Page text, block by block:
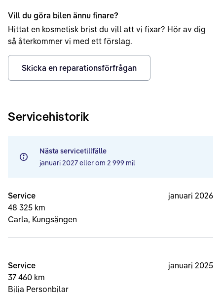
Vill du göra bilen ännu finare?
Hittat en kosmetisk brist du vill att vi fixar? Hör av dig
så återkommer vi med ett förslag.
Skicka en reparationsförfrågan
Servicehistorik
Nästa servicetillfälle
januari 2027eller om 2 999 mil
Service
48 325 km
Carla, Kungsängen
januari 2026
Service
37 460 km
Bilia Personbilar
januari 2025